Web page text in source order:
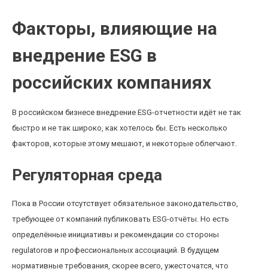
Факторы, влияющие на
внедрение ESG в
российских компаниях
В российском бизнесе внедрение ESG-отчетности идёт не так
быстро и не так широко, как хотелось бы. Есть несколько
факторов, которые этому мешают, и некоторые облегчают.
Регуляторная среда
Пока в России отсутствует обязательное законодательство,
требующее от компаний публиковать ESG-отчёты. Но есть
определённые инициативы и рекомендации со стороны
regulatorов и профессиональных ассоциаций. В будущем
нормативные требования, скорее всего, ужесточатся, что